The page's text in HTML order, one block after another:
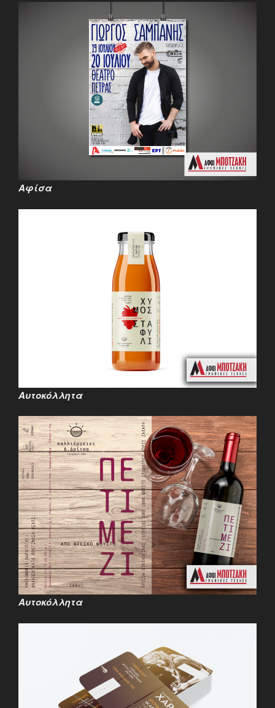
Αφίσα
Αυτοκόλλητα
Αυτοκόλλητα